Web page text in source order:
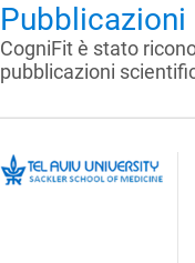
CogniFit è stato
pubblicazioni